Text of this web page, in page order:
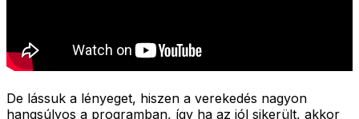
De lássuk a lényeget, hiszen a verekedés nagyon
hangsúlyos a programban, így ha az jól sikerült, akkor